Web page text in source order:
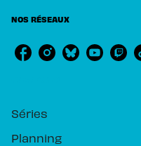
NOS RÉSEAUX
Séries
Planning